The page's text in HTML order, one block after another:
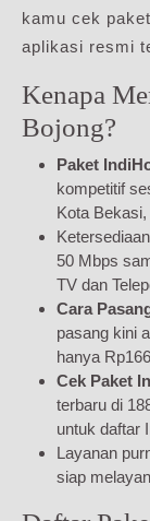
kamu cek
aplikasi resmi
Kenapa
Bojong?
Paket
kompetitif
Kota
Ketersediaan
50 Mbps
TV dan
Cara
pasang kini
hanya
Cek Paket
terbaru di
untuk daftar
Layanan
siap